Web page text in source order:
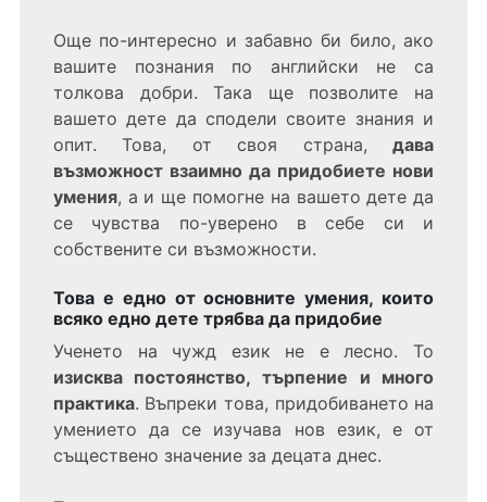
Още по-интересно и забавно би било, ако
вашите познания по английски не са
толкова добри. Така ще позволите на
вашето дете да сподели своите знания и
опит. Това, от своя страна,дава
възможност взаимно да придобиете нови
умения, а и ще помогне на вашето дете да
се чувства по-уверено в себе си и
собствените си възможности.
Това е едно от основните умения, които
всяко едно дете трябва да придобие
Ученето на чужд език не е лесно. То
изисква постоянство, търпение и много
практика. Въпреки това, придобиването на
умението да се изучава нов език, е от
съществено значение за децата днес.